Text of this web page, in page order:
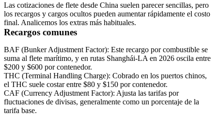
Las cotizaciones de flete desde China suelen parecer sencillas, pero
los recargos y cargos ocultos pueden aumentar rápidamente el costo
final. Analicemos los extras más habituales.
Recargos comunes
BAF (Bunker Adjustment Factor): Este recargo por combustible se
suma al flete marítimo, y en rutas Shanghái-LA en 2026 oscila entre
$200 y $600 por contenedor.
THC (Terminal Handling Charge): Cobrado en los puertos chinos,
el THC suele costar entre $80 y $150 por contenedor.
CAF (Currency Adjustment Factor): Ajusta las tarifas por
fluctuaciones de divisas, generalmente como un porcentaje de la
tarifa base.